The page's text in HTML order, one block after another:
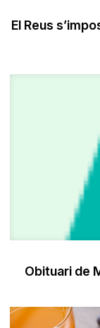
El Reus
Obituari de